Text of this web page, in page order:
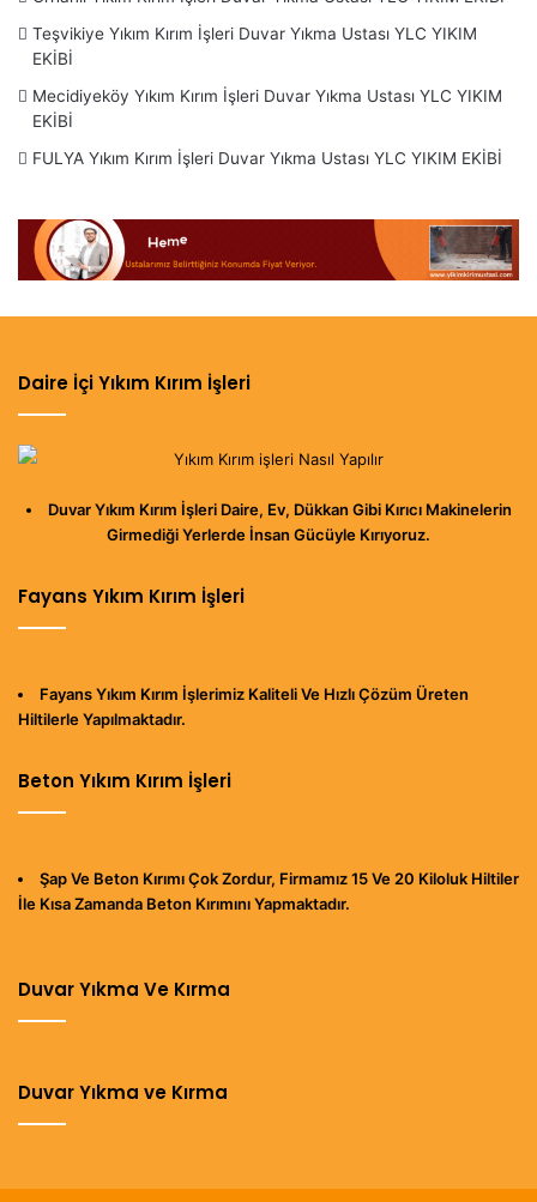
Teşvikiye Yıkım Kırım İşleri Duvar Yıkma Ustası YLC YIKIM
EKİBİ
Mecidiyeköy Yıkım Kırım İşleri Duvar Yıkma Ustası YLC YIKIM
EKİBİ
FULYA Yıkım Kırım İşleri Duvar Yıkma Ustası YLC YIKIM EKİBİ
Daire İçi Yıkım Kırım İşleri
Duvar Yıkım Kırım İşleri Daire, Ev, Dükkan Gibi Kırıcı Makinelerin
Girmediği Yerlerde İnsan Gücüyle Kırıyoruz.
Fayans Yıkım Kırım İşleri
Fayans Yıkım Kırım İşlerimiz Kaliteli Ve Hızlı Çözüm Üreten
Hiltilerle Yapılmaktadır.
Beton Yıkım Kırım İşleri
Şap Ve Beton Kırımı Çok Zordur, Firmamız 15 Ve 20 Kiloluk Hiltiler
İle Kısa Zamanda Beton Kırımını Yapmaktadır.
Duvar Yıkma Ve Kırma
Duvar Yıkma ve Kırma